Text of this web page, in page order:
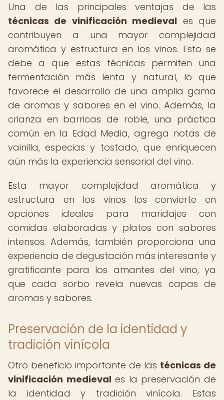
Una de las principales ventajas de las
técnicas de vinificación medieval es que
contribuyen a una mayor complejidad
aromática y estructura en los vinos. Esto se
debe a que estas técnicas permiten una
fermentación más lenta y natural, lo que
favorece el desarrollo de una amplia gama
de aromas y sabores en el vino. Además, la
crianza en barricas de roble, una práctica
común en la Edad Media, agrega notas de
vainilla, especias y tostado, que enriquecen
aún más la experiencia sensorial del vino.
Esta mayor complejidad aromática y
estructura en los vinos los convierte en
opciones ideales para maridajes con
comidas elaboradas y platos con sabores
intensos. Además, también proporciona una
experiencia de degustación más interesante y
gratificante para los amantes del vino, ya
que cada sorbo revela nuevas capas de
aromas y sabores.
Preservación de la identidad y
tradición vinícola
Otro beneficio importante de las técnicas de
vinificación medievales la preservación de
la identidad y tradición vinícola. Estas